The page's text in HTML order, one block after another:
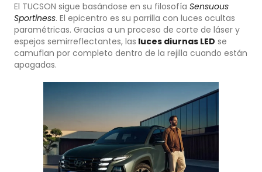
El TUCSON sigue basándose en su filosofía Sensuous
Sportiness. El epicentro es su parrilla con luces ocultas
paramétricas. Gracias a un proceso de corte de láser y
espejos semirreflectantes, las luces diurnas LED se
camuflan por completo dentro de la rejilla cuando están
apagadas.